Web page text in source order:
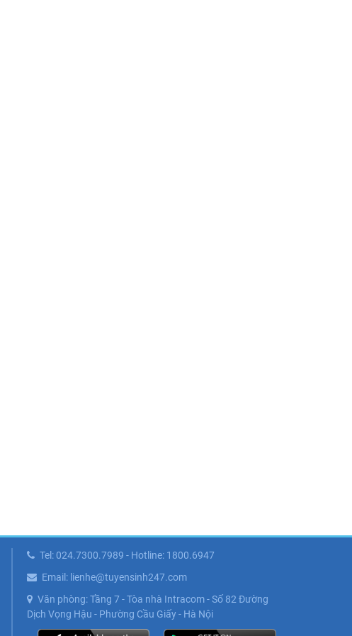
Tel: 024.7300.7989 - Hotline: 1800.6947
Email: lienhe@tuyensinh247.com
Văn phòng: Tầng 7 - Tòa nhà Intracom - Số 82 Đường
Dịch Vọng Hậu - Phường Cầu Giấy - Hà Nội